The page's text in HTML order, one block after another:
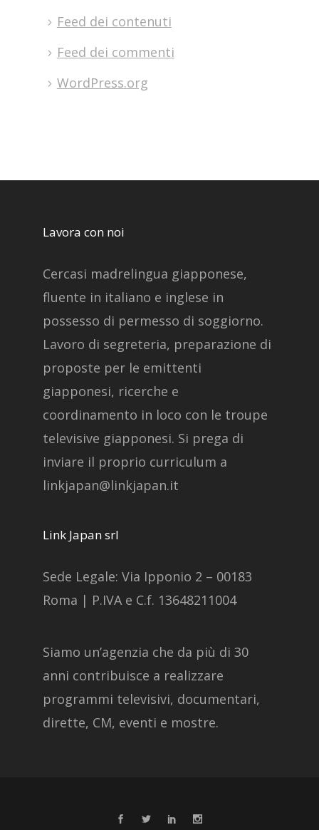
Feed dei contenuti
Feed dei commenti
WordPress.org
Lavora con noi
Cercasi madrelingua giapponese,
fluente in italiano e inglese in
possesso di permesso di soggiorno.
Lavoro di segreteria, preparazione di
proposte per le emittenti
giapponesi, ricerche e
coordinamento in loco con le troupe
televisive giapponesi. Si prega di
inviare il proprio curriculum a
linkjapan@linkjapan.it
Link Japan srl
Sede Legale: Via Ipponio 2 – 00183
Roma | P.IVA e C.f. 13648211004
Siamo un’agenzia che da più di 30
anni contribuisce a realizzare
programmi televisivi, documentari,
dirette, CM, eventi e mostre.